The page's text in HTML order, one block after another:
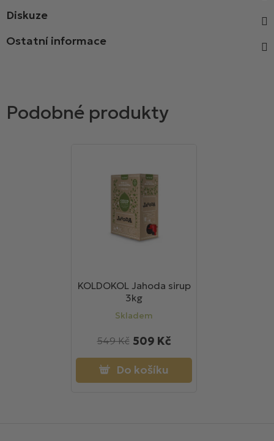
Diskuze
Ostatní informace
KOLDOKOL Jahoda sirup
3kg
Skladem
509 Kč
549 Kč
Do košíku